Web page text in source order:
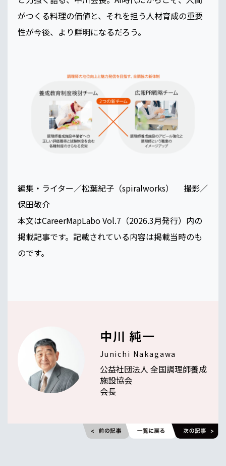
がつくる料理の価値と、それを担う人材育成の重要
性が今後、より鮮明になるだろう。
編集・ライター／松葉紀子（spiralworks） 撮影／
保田敬介
本文はCareerMapLabo Vol.7（2026.3月発行）内の
掲載記事です。記載されている内容は掲載当時のも
のです。
中川 純一
Junichi Nakagawa
公益社団法人 全国調理師養成
施設協会
会長